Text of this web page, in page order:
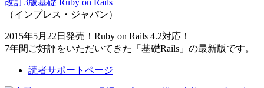
（インプレス・ジャパン）
2015年5月22日発売！Ruby on Rails 4.2対応！
7年間ご好評をいただいてきた「基礎Rails」の最新版です。
読者サポートページ